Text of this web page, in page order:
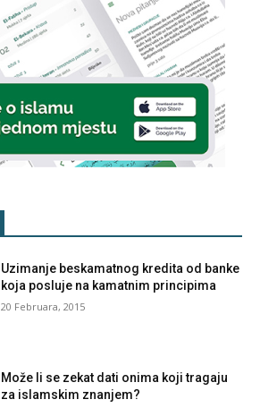
Uzimanje beskamatnog kredita od banke
koja posluje na kamatnim principima
20 Februara, 2015
Može li se zekat dati onima koji tragaju
za islamskim znanjem?